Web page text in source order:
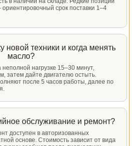
срок поставки 1–4
новой техники и когда менять
масло?
нагрузке 15–30 минут,
затем дайте двигателю остыть.
после 5 часов работы, далее по
обслуживание и ремонт?
доступен в авторизованных
основе. Стоимость зависит от вида